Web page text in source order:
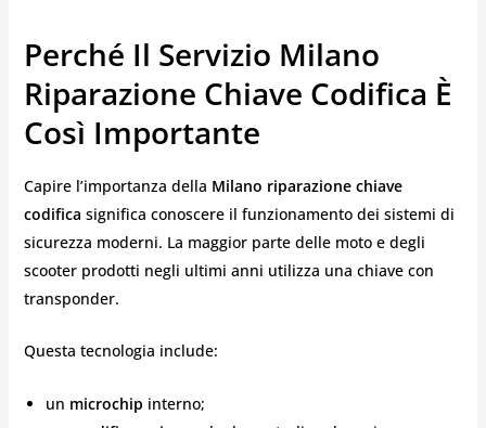
Perché Il Servizio Milano
Riparazione Chiave Codifica È
Così Importante
Capire l’importanza della Milano riparazione chiave
codifica significa conoscere il funzionamento dei sistemi di
sicurezza moderni. La maggior parte delle moto e degli
scooter prodotti negli ultimi anni utilizza una chiave con
transponder.
Questa tecnologia include:
un microchip interno;